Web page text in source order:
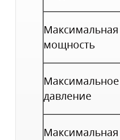
Максимальная
мощность
Максимальное
давление
Максимальная